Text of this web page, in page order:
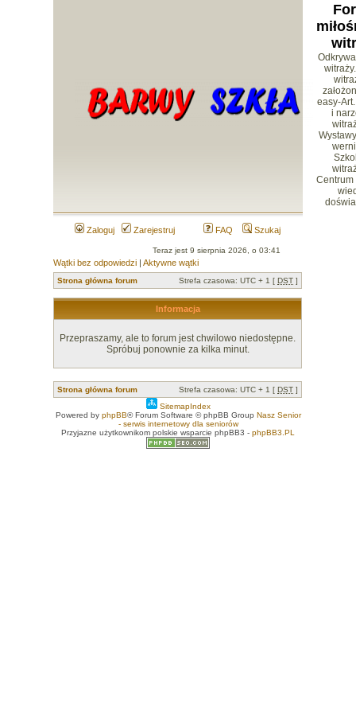
easy-
i
Zaloguj Zarejestruj FAQ Szukaj
Teraz jest 9 sierpnia 2026, o 03:41
Wątki bez odpowiedzi |Aktywne wątki
Strona główna forum Strefa czasowa: UTC + 1 [DST ]
Informacja
Przepraszamy, ale to forum jest chwilowo niedostępne.
Spróbuj ponownie za kilka minut.
Strona główna forum Strefa czasowa: UTC + 1 [DST ]
SitemapIndex
Powered by phpBB® Forum Software © phpBB Group Nasz Senior
- serwis internetowy dla seniorów
Przyjazne użytkownikom polskie wsparcie phpBB3 - phpBB3.PL